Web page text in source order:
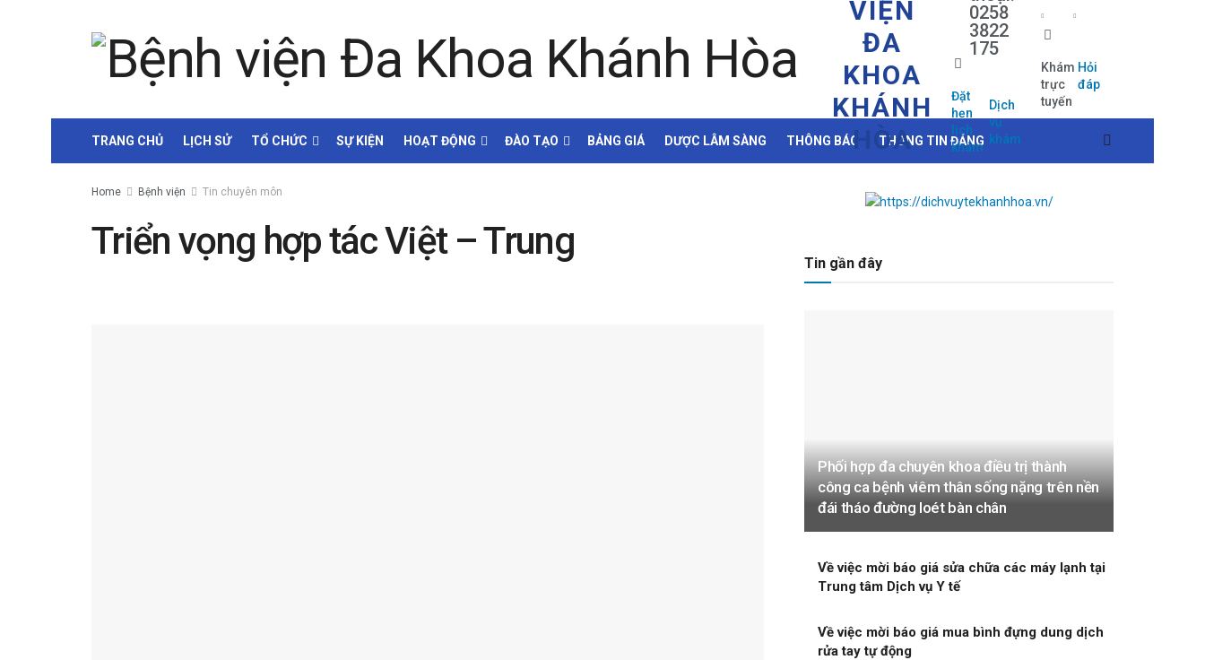
VIỆN
ĐA
KHOA
KHÁNH
HÒA
0258
3822
175
Đặt
hẹn
lịch
khám
Dịch
vụ
khám
Khám
trực
tuyến
Hỏi
đáp
TRANG CHỦ LỊCH SỬ TỔ CHỨC SỰ KIỆN HOẠT ĐỘNG ĐÀO TẠO BẢNG GIÁ DƯỢC LÂM SÀNG THÔNG BÁO THÔNG TIN ĐẢNG
Home Bệnh viện Tin chuyên môn
Triển vọng hợp tác Việt – Trung
Tin gần đây
Phối hợp đa chuyên khoa điều trị thành
công ca bệnh viêm thân sống nặng trên nền
đái tháo đường loét bàn chân
Về việc mời báo giá sửa chữa các máy lạnh tại
Trung tâm Dịch vụ Y tế
Về việc mời báo giá mua bình đựng dung dịch
rửa tay tự động